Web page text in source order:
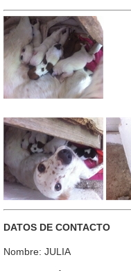
DATOS DE CONTACTO
Nombre: JULIA